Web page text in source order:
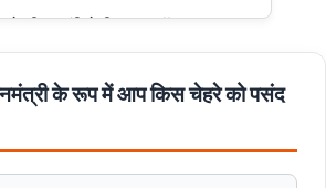
ने हरित क्रांति के शिल्पकार डॉ. एम.एस.
पर किया नमन
ने बाबूलाल जैन की पुण्यतिथि पर किया नमन
ने गुरुदेव रवीन्द्रनाथ टैगोर की पुण्यतिथि पर की
के रूप में आप किस चेहरे को पसंद